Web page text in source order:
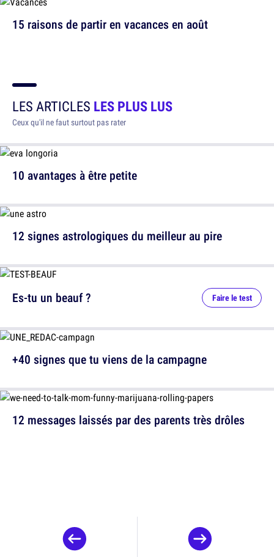
15 raisons de partir en vacances en août
LES ARTICLES LES PLUS LUS
Ceux qu'il ne faut surtout pas rater
10 avantages à être petite
12 signes astrologiques du meilleur au pire
12 messages laissés par des parents très drôles
Es-tu un beauf ? Faire le test
+40 signes que tu viens de la campagne